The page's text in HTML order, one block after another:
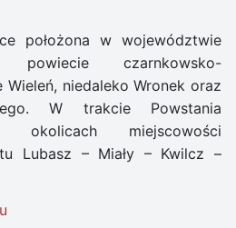
położona w województwie
czarnkowsko-
niedaleko Wronek oraz
W trakcie Powstania
okolicach miejscowości
Lubasz – Miały – Kwilcz –